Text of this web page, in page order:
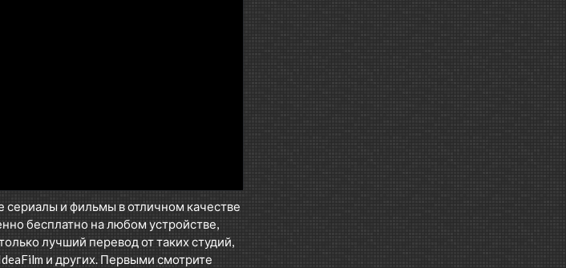
сериалы и фильмы в отличном качестве
бесплатно на любом устройстве,
лучший перевод от таких студий,
и других. Первыми смотрите